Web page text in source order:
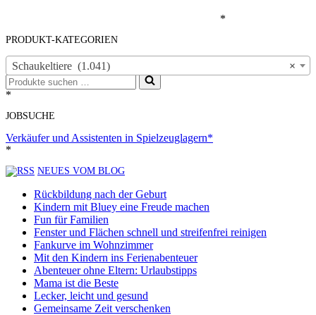
*
PRODUKT-KATEGORIEN
×
Schaukeltiere (1.041)
Suchen
nach …
*
JOBSUCHE
Verkäufer und Assistenten in Spielzeuglagern*
*
NEUES VOM BLOG
Rückbildung nach der Geburt
Kindern mit Bluey eine Freude machen
Fun für Familien
Fenster und Flächen schnell und streifenfrei reinigen
Fankurve im Wohnzimmer
Mit den Kindern ins Ferienabenteuer
Abenteuer ohne Eltern: Urlaubstipps
Mama ist die Beste
Lecker, leicht und gesund
Gemeinsame Zeit verschenken